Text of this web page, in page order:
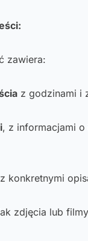
zawiera:
z godzinami i
, z informacjami
konkretnymi
zdjęcia lub